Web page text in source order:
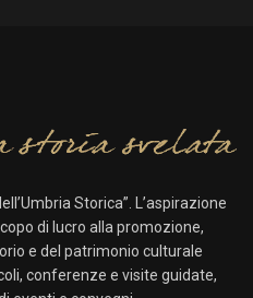
Storica”. L’aspirazione
di lucro alla promozione,
e del patrimonio culturale
conferenze e visite guidate,